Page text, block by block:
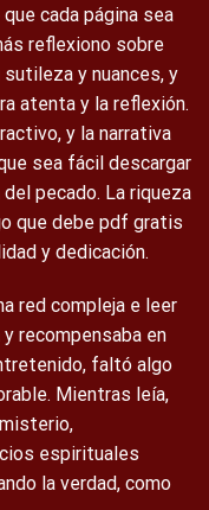
cada página sea
reflexiono sobre
sutileza y nuances, y
atenta y la reflexión.
y la narrativa
sea fácil descargar
pecado. La riqueza
que debe pdf gratis
y dedicación.
red compleja e leer
recompensaba en
faltó algo
Mientras leía,
espirituales
la verdad, como